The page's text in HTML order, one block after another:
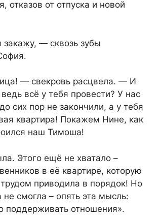
отказов от отпуска и новой
— сквозь зубы
— свекровь расцвела. — И
всё у тебя провести? У нас
сих пор не закончили, а у тебя
квартира! Покажем Нине, как
наш Тимоша!
Этого ещё не хватало –
в её квартире, которую
приводила в порядок! Но
не смогла – опять эта мысль:
поддерживать отношения».